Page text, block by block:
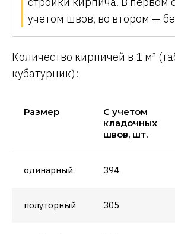
учетом швов, во втором —
Количество кирпичей в 1 м³
кубатурник):
Размер
С учетом
кладочных
швов, шт.
одинарный 394
полуторный 305